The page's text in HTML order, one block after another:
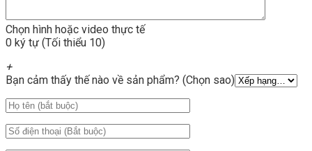
Chọn hình hoặc video thực tế
0 ký tự (Tối thiểu 10)
+
Bạn cảm thấy thế nào về sản phẩm? (Chọn sao)